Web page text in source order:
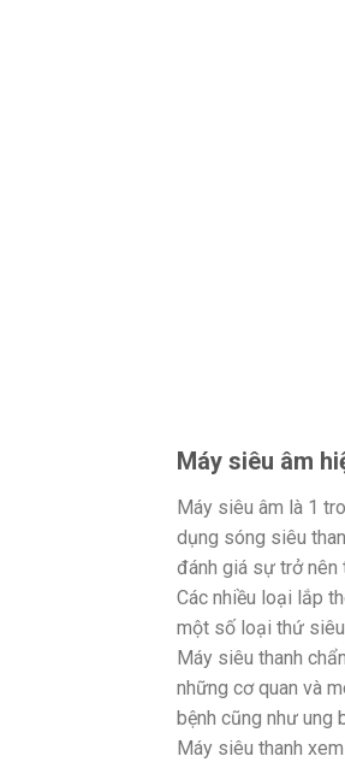
Máy siêu âm
Máy siêu âm là 1
dụng sóng siêu
đánh giá sự trở nên
Các nhiều loại lắp
một số loại thứ
Máy siêu thanh
những cơ quan và
bệnh cũng như ung
Máy siêu thanh